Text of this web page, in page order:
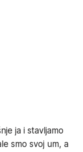
ja i stavljamo
smo svoj um, a